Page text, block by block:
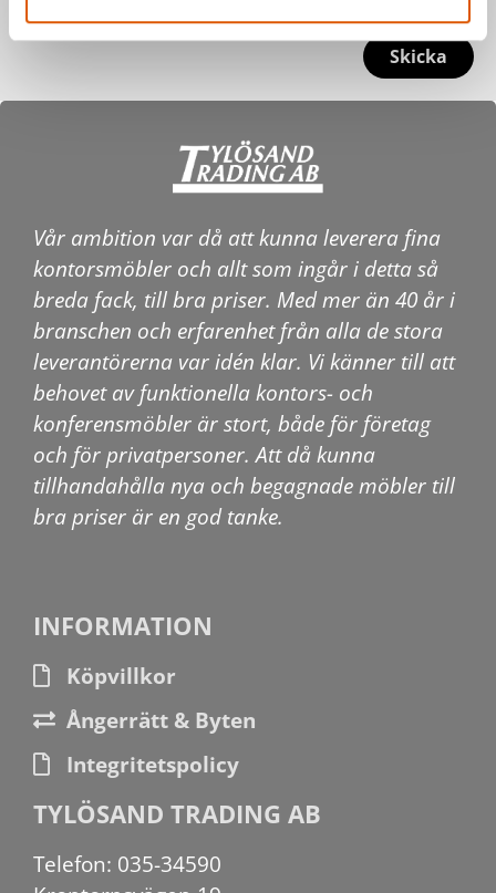
Skicka
Vår ambition var då att kunna leverera fina
kontorsmöbler och allt som ingår i detta så
breda fack, till bra priser. Med mer än 40 år i
branschen och erfarenhet från alla de stora
leverantörerna var idén klar. Vi känner till att
behovet av funktionella kontors- och
konferensmöbler är stort, både för företag
och för privatpersoner. Att då kunna
tillhandahålla nya och begagnade möbler till
bra priser är en god tanke.
INFORMATION
Köpvillkor
Ångerrätt & Byten
Integritetspolicy
TYLÖSAND TRADING AB
Telefon: 035-34590